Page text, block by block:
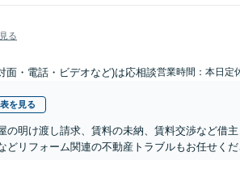
る
面・電話・ビデオなど)は応相談営業時間：本日定
を見る
の明け渡し請求、賃料の未納、賃料交渉など借
リフォーム関連の不動産トラブルもお任せくだ